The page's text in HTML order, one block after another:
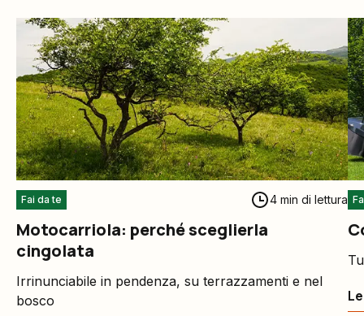
Fai da te 4 min di lettura
Motocarriola: perché sceglierla
cingolata
Irrinunciabile in pendenza, su terrazzamenti e nel
bosco